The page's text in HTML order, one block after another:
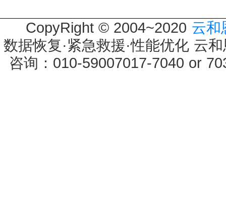
CopyRight © 2004~2020 云和
数据恢复·紧急救援·性能优化 云
咨询：010-59007017-7040 or